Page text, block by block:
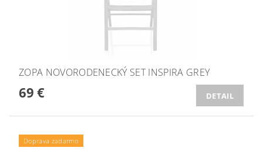
ZOPA NOVORODENECKÝ SET INSPIRA GREY
69 € DETAIL
Doprava zadarmo